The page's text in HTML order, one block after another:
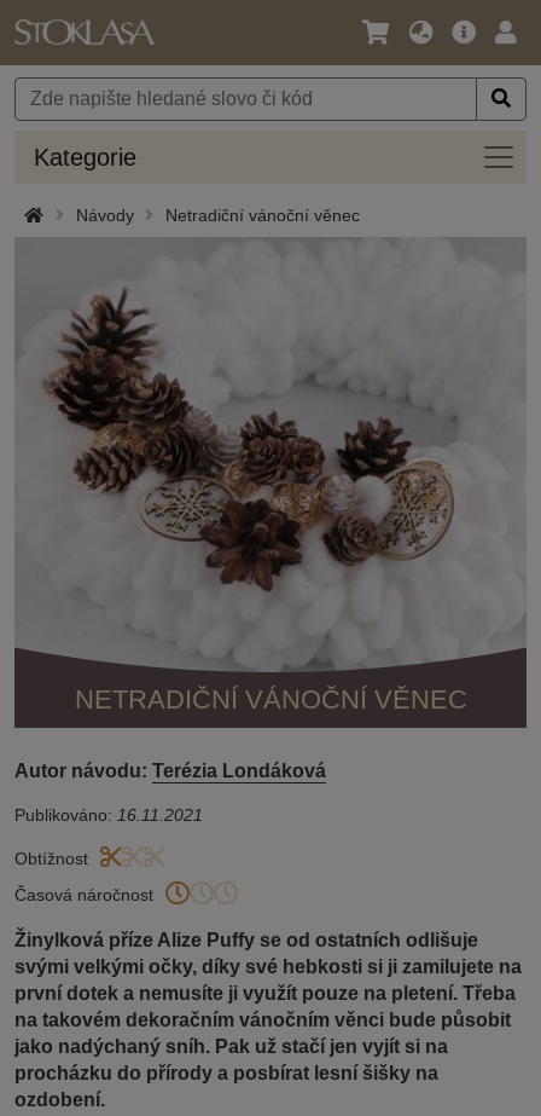
Jazyk
Měna
Hlavní
Kategorie
Návody Netradiční vánoční věnec
NETRADIČNÍ VÁNOČNÍ VĚNEC
Autor návodu: Terézia Londáková
Publikováno: 16.11.2021
Obtížnost
Časová náročnost
Žinylková příze Alize Puffy se od ostatních odlišuje
svými velkými očky, díky své hebkosti si ji zamilujete na
první dotek a nemusíte ji využít pouze na pletení. Třeba
na takovém dekoračním vánočním věnci bude působit
jako nadýchaný sníh. Pak už stačí jen vyjít si na
procházku do přírody a posbírat lesní šišky na
ozdobení.